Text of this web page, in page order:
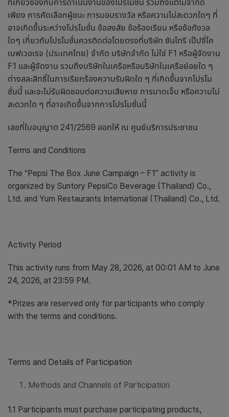
ที่เกี่ยวข้องกับการดำเนินงานของโปรโมชั่น รวมถึงแต่ไม่จำกัด
เพียง การคัดเลือกผู้ชนะ การมอบรางวัล หรือความไม่สะดวกใดๆ ที่
อาจเกิดขึ้นระหว่างโปรโมชั่น ข้อสงสัย ข้อร้องเรียน หรือข้อกังวล
ใดๆ เกี่ยวกับโปรโมชั่นควรติดต่อโดยตรงที่บริษัท ซันโทรี เป๊ปซี่โค
เบฟเวอเรจ (ประเทศไทย) จำกัด บริษัทจำกัด ไม่ใช่ F1 หรือผู้จัดงาน
F1 และผู้จัดงาน รวมถึงบริษัทในเครือหรือบริษัทในเครือย่อยใด ๆ
ต่างสละสิทธิ์ในการเรียกร้องความรับผิดใด ๆ ที่เกิดขึ้นจากโปรโม
ชั่นนี้ และจะไม่รับผิดชอบต่อความเสียหาย การบาดเจ็บ หรือความไม่
สะดวกใด ๆ ที่อาจเกิดขึ้นจากการโปรโมชั่นนี้
เลขที่ใบอนุญาต 241/2569 ออกให้ ณ ศูนย์บริการประชาชน
Terms and Conditions
The “Pepsi The Box June Campaign – F1” activity is
organized by Suntory PepsiCo Beverage (Thailand) Co.,
Ltd. and Yum Restaurants International (Thailand) Co., Ltd.
Activity Period
This activity runs from May 28, 2026, at 00:01 AM to June
24, 2026, at 23:59 PM.
*Prizes are reserved only for participants who comply
with the terms and conditions.
Terms and Details of Participation
Methods and Channels of Participation
1.1 Participants must purchase participating products,